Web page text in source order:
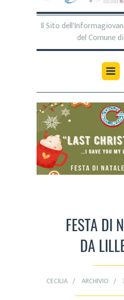
Il Sito
del Comune
FESTA DI
DA
CECILIA ARCHIVIO